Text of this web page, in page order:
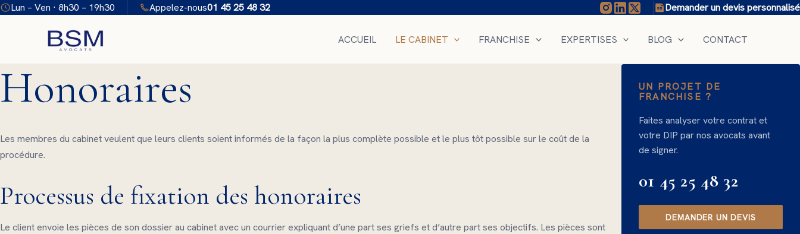
AllerLun – Ven · 8h30 – 19h30 Appelez-nous01 45 25 48 32 Demander un devis personnalisé
ACCUEIL LE CABINET FRANCHISE EXPERTISES BLOG CONTACT
Honoraires
Les membres du cabinet veulent que leurs clients soient informés de la façon la plus complète possible et le plus tôt possible sur le coût de la
procédure.
Processus de fixation des honoraires
Le client envoie les pièces de son dossier au cabinet avec un courrier expliquant d’une part ses griefs et d’autre part ses objectifs. Les pièces sont
UN PROJET DE
FRANCHISE ?
Faites analyser votre contrat et
votre DIP par nos avocats avant
de signer.
01 45 25 48 32
DEMANDER UN DEVIS